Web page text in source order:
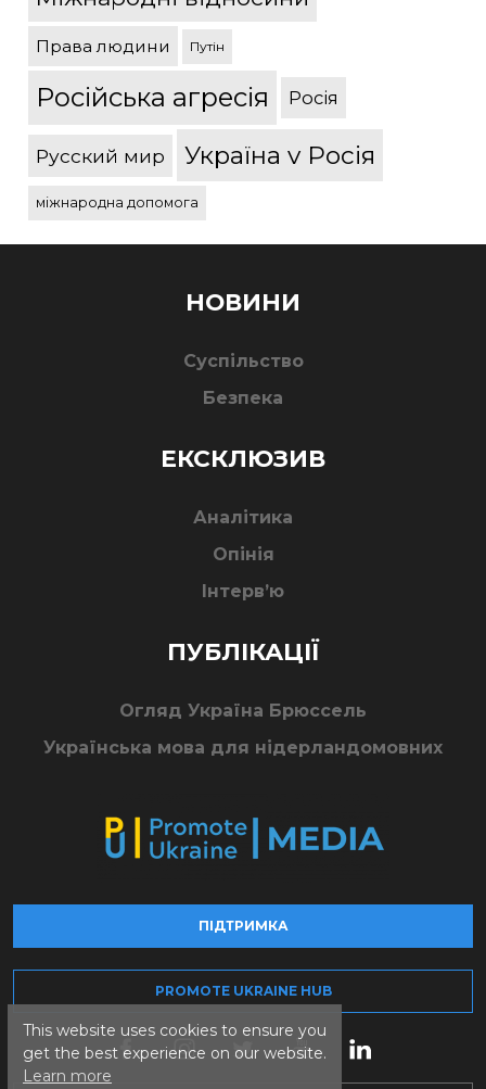
This website uses cookies to ensure you
get the best experience on our website.
Learn more
Права людини Путін
Російська агресія Росія
Русский мир Україна v Росія
міжнародна допомога
НОВИНИ
Суспільство
Безпека
ЕКСКЛЮЗИВ
Аналітика
Опінія
Інтерв’ю
ПУБЛІКАЦІЇ
Огляд Україна Брюссель
Українська мова для нідерландомовних
ПІДТРИМКА
PROMOTE UKRAINE HUB